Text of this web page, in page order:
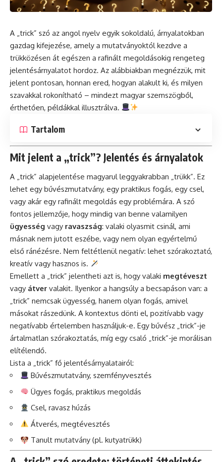
A „trick” szó az angol nyelv egyik sokoldalú, árnyalatokban
gazdag kifejezése, amely a mutatványoktól kezdve a
trükközésen át egészen a rafinált megoldásokig rengeteg
jelentésárnyalatot hordoz. Az alábbiakban megnézzük, mit
jelent pontosan, honnan ered, hogyan alakult ki, és milyen
szavakkal rokonítható – mindezt magyar szemszögből,
érthetően, példákkal illusztrálva.
Tartalom
Mit jelent a „trick”? Jelentés és árnyalatok
A „trick” alapjelentése magyarul leggyakrabban „trükk”. Ez
lehet egy bűvészmutatvány, egy praktikus fogás, egy csel,
vagy akár egy rafinált megoldás egy problémára. A szó
fontos jellemzője, hogy mindig van benne valamilyen
ügyesség vagy ravaszság: valaki olyasmit csinál, ami
másnak nem jutott eszébe, vagy nem olyan egyértelmű
első ránézésre. Nem feltétlenül negatív: lehet szórakoztató,
kreatív vagy hasznos is.
Emellett a „trick” jelentheti azt is, hogy valaki megtéveszt
vagy átver valakit. Ilyenkor a hangsúly a becsapáson van: a
„trick” nemcsak ügyesség, hanem olyan fogás, amivel
másokat rászedünk. A kontextus dönti el, pozitívabb vagy
negatívabb értelemben használjuk-e. Egy bűvész „trick”-je
ártalmatlan szórakoztatás, míg egy csaló „trick”-je morálisan
elítélendő.
Lista a „trick” fő jelentésárnyalatairól:
Bűvészmutatvány, szemfényvesztés
Ügyes fogás, praktikus megoldás
Csel, ravasz húzás
Átverés, megtévesztés
Tanult mutatvány (pl. kutyatrükk)